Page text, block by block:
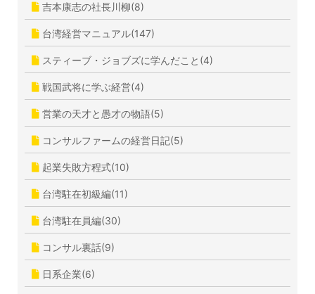
吉本康志の社長川柳(8)
台湾経営マニュアル(147)
スティーブ・ジョブズに学んだこと(4)
戦国武将に学ぶ経営(4)
営業の天才と愚才の物語(5)
コンサルファームの経営日記(5)
起業失敗方程式(10)
台湾駐在初級編(11)
台湾駐在員編(30)
コンサル裏話(9)
日系企業(6)